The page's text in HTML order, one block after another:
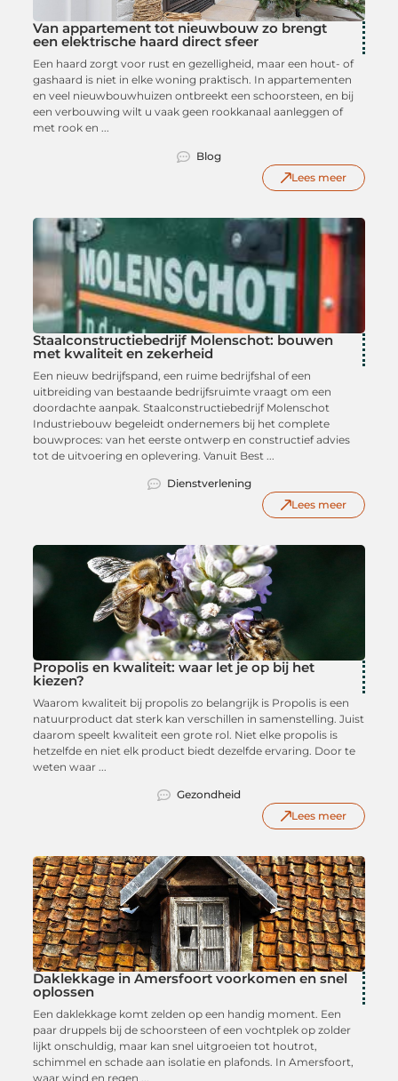
Van appartement tot nieuwbouw zo brengt
een elektrische haard direct sfeer
Een haard zorgt voor rust en gezelligheid, maar een hout- of
gashaard is niet in elke woning praktisch. In appartementen
en veel nieuwbouwhuizen ontbreekt een schoorsteen, en bij
een verbouwing wilt u vaak geen rookkanaal aanleggen of
met rook en ...
Blog
Lees meer
Staalconstructiebedrijf Molenschot: bouwen
met kwaliteit en zekerheid
Een nieuw bedrijfspand, een ruime bedrijfshal of een
uitbreiding van bestaande bedrijfsruimte vraagt om een
doordachte aanpak. Staalconstructiebedrijf Molenschot
Industriebouw begeleidt ondernemers bij het complete
bouwproces: van het eerste ontwerp en constructief advies
tot de uitvoering en oplevering. Vanuit Best ...
Dienstverlening
Lees meer
Propolis en kwaliteit: waar let je op bij het
kiezen?
Waarom kwaliteit bij propolis zo belangrijk is Propolis is een
natuurproduct dat sterk kan verschillen in samenstelling. Juist
daarom speelt kwaliteit een grote rol. Niet elke propolis is
hetzelfde en niet elk product biedt dezelfde ervaring. Door te
weten waar ...
Gezondheid
Lees meer
Daklekkage in Amersfoort voorkomen en snel
oplossen
Een daklekkage komt zelden op een handig moment. Een
paar druppels bij de schoorsteen of een vochtplek op zolder
lijkt onschuldig, maar kan snel uitgroeien tot houtrot,
schimmel en schade aan isolatie en plafonds. In Amersfoort,
waar wind en regen ...